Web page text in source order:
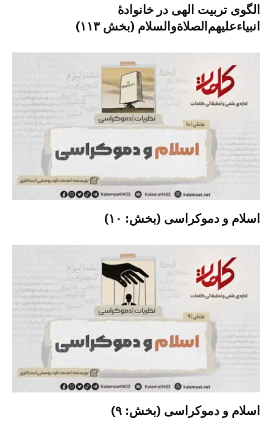
الگوی تربیت الهی در خانوادۀ
انبیاءعلیهم‌الصلاةو‌السلام (بخش ۱۱۳)
اسلام و دموکراسی (بخش: ۱۰)
اسلام و دموکراسی (بخش: ۹)